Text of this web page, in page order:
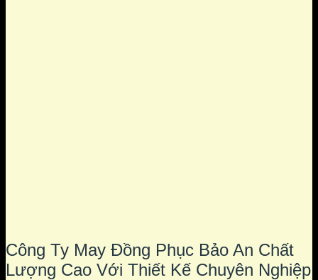
Công Ty May Đồng Phục Bảo An Chất
Lượng Cao Với Thiết Kế Chuyên Nghiệp